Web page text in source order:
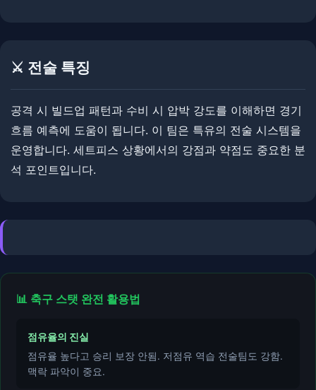
⚔️ 전술 특징
​공격 시 빌드업 패턴과 수비 시 압박 강도를 이해하면 경기
흐름 예측에 도움이 됩니다. 이 팀은 특유의 전술 시스템을
운영합니다. ​세트피스 상황에서의 강점과 약점도 중요한 분
석 포인트입니다.
📊 축구 스탯 완전 활용법
점유율의 진실
점유율 높다고 승리 보장 안됨. 저점유 역습 전술팀도 강함.
맥락 파악이 중요.